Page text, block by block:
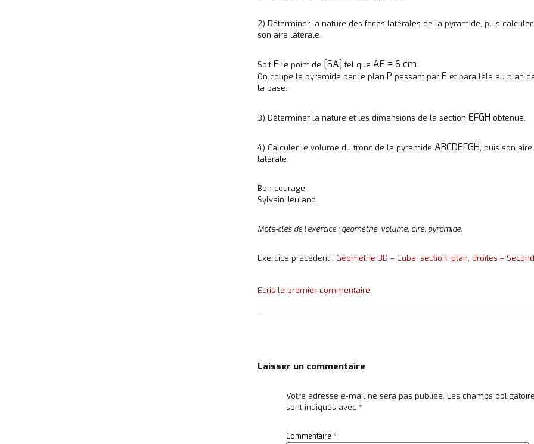
2) Déterminer la nature des faces latérales de la pyramide, puis calculer
son aire latérale.
Soit E le point de [SA] tel que AE = 6 cm.
On coupe la pyramide par le plan P passant par E et parallèle au plan
la base.
3) Déterminer la nature et les dimensions de la section EFGH obtenue.
4) Calculer le volume du tronc de la pyramide ABCDEFGH, puis son aire
latérale.
Bon courage,
Sylvain Jeuland
Mots-clés de l’exercice : géométrie, volume, aire, pyramide.
Exercice précédent : Géométrie 3D – Cube, section, plan, droites –
Ecris le premier commentaire
Laisser un commentaire
Votre adresse e-mail ne sera pas publiée. Les champs
sont indiqués avec *
Commentaire *